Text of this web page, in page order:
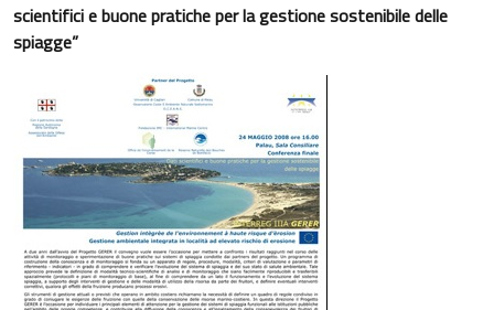
scientifici e buone pratiche per la gestione sostenibile delle
spiagge”